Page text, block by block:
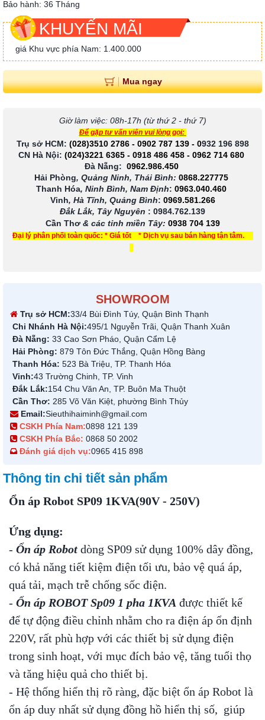
Bảo hành: 36 Tháng
KHUYẾN MÃI
giá Khu vực phía Nam: 1.400.000
Mua ngay
Giờ làm việc: 08h-17h (từ thứ 2 - thứ 7)
Để gặp tư vấn viên vui lòng gọi:
Trụ sở HCM: (028)3510 2786 - 0902 787 139- 0932 196 898
CN Hà Nội: (024)3221 6365 - 0918 486 458 - 0962 714 680
Đà Nẵng: 0962.986.450
Hải Phòng, Quảng Ninh, Thái Bình: 0868.227775
Thanh Hóa, Ninh Bình, Nam Định: 0963.040.460
Vinh, Hà Tĩnh, Quảng Bình: 0969.581.266
Đắk Lắk, Tây Nguyên : 0984.762.139
Cần Thơ & các tỉnh miền Tây: 0938 704 139
Đại lý phân phối toàn quốc: * Giá tốt * Dịch vụ sau bán hàng tận tâm.
SHOWROOM
Trụ sở HCM:33/4 Bùi Đình Túy, Quận Bình Thạnh
Chi Nhánh Hà Nội:495/1 Nguyễn Trãi, Quận Thanh Xuân
Đà Nẵng: 33 Cao Sơn Pháo, Quận Cẩm Lệ
Hải Phòng: 879 Tôn Đức Thắng, Quận Hồng Bàng
Thanh Hóa: 523 Bà Triệu, TP. Thanh Hóa
Vinh:43 Trường Chinh, TP. Vinh
Đắk Lắk:154 Chu Văn An, TP. Buôn Ma Thuột
Cần Thơ: 285 Võ Văn Kiệt, phường Bình Thủy
Email:Sieuthihaiminh@gmail.com
CSKH Phía Nam:0898 121 139
CSKH Phía Bắc: 0868 50 2002
Đánh giá dịch vụ:0965 415 898
Thông tin chi tiết sản phẩm
Ổn áp Robot SP09 1KVA(90V - 250V)
Ứng dụng:
- Ổn áp Robot dòng SP09 sử dụng 100% dây đồng,
có khả năng tiết kiệm điện tối ưu, bảo vệ quá áp,
quá tải, mạch trễ chống sốc điện.
- Ổn áp ROBOT Sp09 1 pha 1KVA được thiết kế
để tự động điều chỉnh nhằm cho ra điện áp ổn định
220V, rất phù hợp với các thiết bị sử dụng điện
trong sinh hoạt, với mục đích bảo vệ, tăng tuổi thọ
và tăng hiệu quả cho thiết bị.
- Hệ thống hiển thị rõ ràng, đặc biệt ổn áp Robot là
ổn áp duy nhất sử dụng đồng hồ hiển thị số, giúp